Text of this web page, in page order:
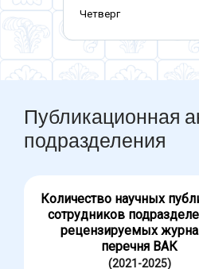
Четверг
Публикационная
подразделения
Количество научных
сотрудников
рецензируемых
перечня ВАК
(2021-2025)